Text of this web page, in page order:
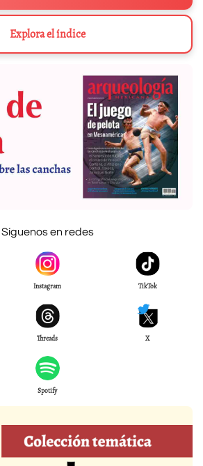
Explora el índice
Síguenos en redes
Instagram TikTok
Threads X
Spotify